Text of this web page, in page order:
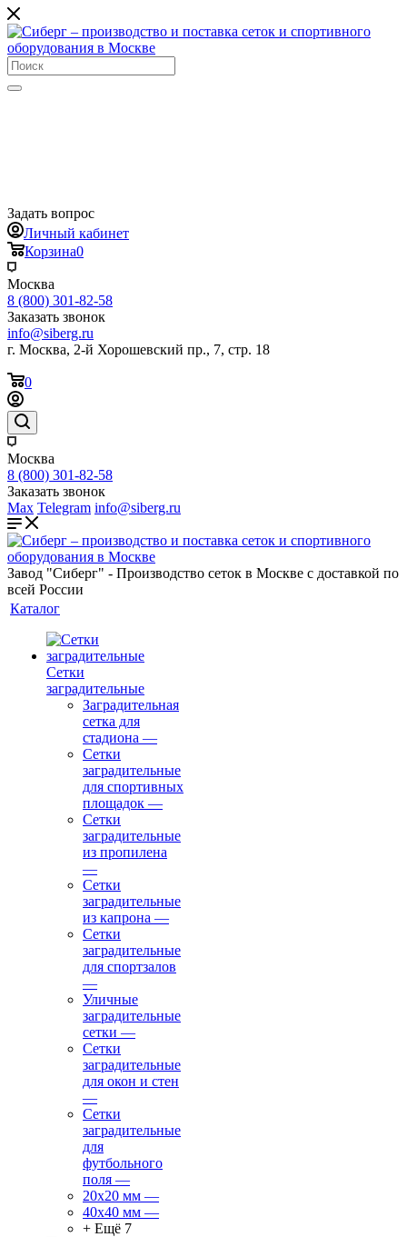
Задать вопрос
Личный кабинет
Корзина0
Москва
8 (800) 301-82-58
Заказать звонок
info@siberg.ru
г. Москва, 2-й Хорошевский пр., 7, стр. 18
0
Москва
8 (800) 301-82-58
Заказать звонок
Max Telegram info@siberg.ru
Завод "Сиберг" - Производство сеток в Москве с доставкой по
всей России
Каталог
Сетки
заградительные
Заградительная
сетка для
стадиона —
Сетки
заградительные
для спортивных
площадок —
Сетки
заградительные
из пропилена
—
Сетки
заградительные
из капрона —
Сетки
заградительные
для спортзалов
—
Уличные
заградительные
сетки —
Сетки
заградительные
для окон и стен
—
Сетки
заградительные
для
футбольного
поля —
20х20 мм —
40х40 мм —
+ Ещё 7